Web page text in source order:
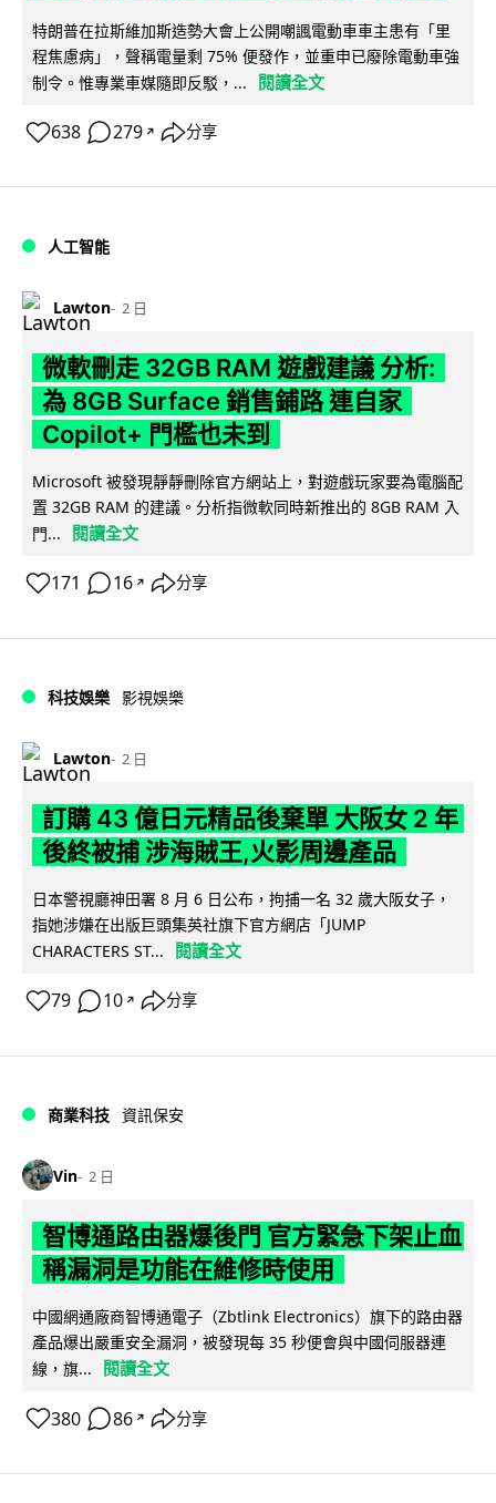
特朗普在拉斯維加斯造勢大會上公開嘲諷電動車車主患有「里
程焦慮病」，聲稱電量剩 75% 便發作，並重申已廢除電動車強
制令。惟專業車媒隨即反駁，...
閱讀全文
638 279 ↗ 分享
人工智能
Lawton 2 日
微軟刪走 32GB RAM 遊戲建議 分析:
為 8GB Surface 銷售鋪路 連自家
Copilot+ 門檻也未到
Microsoft 被發現靜靜刪除官方網站上，對遊戲玩家要為電腦配
置 32GB RAM 的建議。分析指微軟同時新推出的 8GB RAM 入
門...
閱讀全文
171 16 ↗ 分享
科技娛樂 影視娛樂
Lawton 2 日
訂購 43 億日元精品後棄單 大阪女 2 年
後終被捕 涉海賊王,火影周邊產品
日本警視廳神田署 8 月 6 日公布，拘捕一名 32 歲大阪女子，
指她涉嫌在出版巨頭集英社旗下官方網店「JUMP
CHARACTERS ST...
閱讀全文
79 10 ↗ 分享
商業科技 資訊保安
Vin 2 日
智博通路由器爆後門 官方緊急下架止血
稱漏洞是功能在維修時使用
中國網通廠商智博通電子（Zbtlink Electronics）旗下的路由器
產品爆出嚴重安全漏洞，被發現每 35 秒便會與中國伺服器連
線，旗...
閱讀全文
380 86 ↗ 分享